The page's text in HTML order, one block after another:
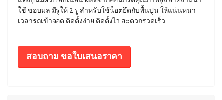
ใช้ ขอบมล มีรูให้ 2 รู สำหรับใช้น็อตยึดกับพื้นปูน ให้แน่นหนา
เวลารถเข้าจอด ติดตั้งง่าย ติดตั้งไว สะดวกรวดเร็ว
สอบถาม ขอใบเสนอราคา